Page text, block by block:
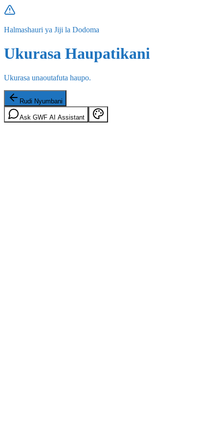
Halmashauri ya Jiji la Dodoma
Ukurasa Haupatikani
Ukurasa unaoutafuta haupo.
Rudi Nyumbani
Ask GWF AI Assistant